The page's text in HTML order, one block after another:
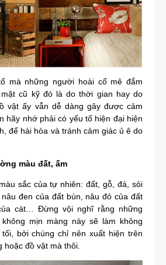
mà những người hoài cổ mê đắm
cũ kỹ đó là do thời gian hay do
vật ấy vẫn dễ dàng gây được cảm
hãy nhớ phải có yếu tố hiện đại hiện
để hài hòa và tránh cảm giác ủ ê do
màu đất, ấm
sắc của tự nhiên: đất, gỗ, đá, sỏi
đen của đất bùn, nâu đỏ của đất
cát… Đừng vội nghĩ rằng những
mịn màng này sẽ làm không
bởi chúng chỉ nên xuất hiện trên
hoặc đồ vật mà thôi.